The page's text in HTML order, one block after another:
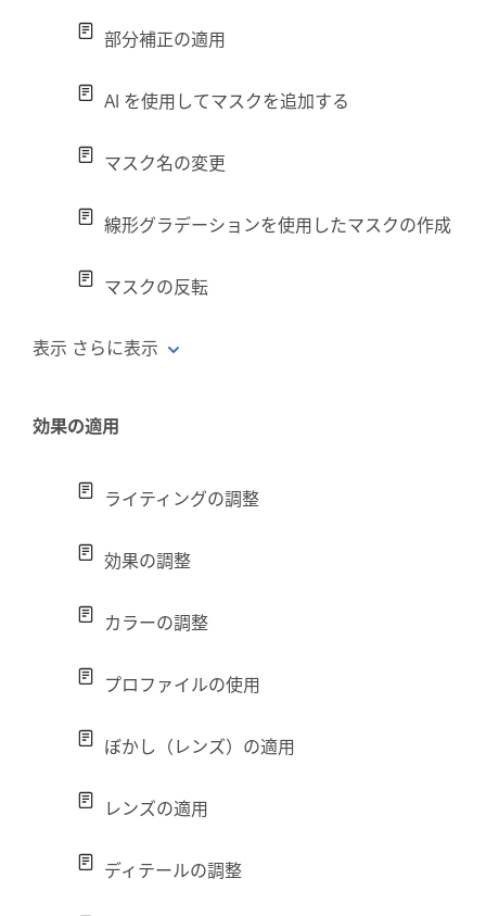
部分補正の適用
AI を使用してマスクを追加する
マスク名の変更
線形グラデーションを使用したマスクの作成
マスクの反転
表示 さらに表示
効果の適用
ライティングの調整
効果の調整
カラーの調整
プロファイルの使用
ぼかし（レンズ）の適用
レンズの適用
ディテールの調整